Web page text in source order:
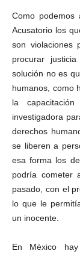
Como podemos
Acusatorio los
son violaciones
procurar
solución no es
humanos, como
la
investigadora
derechos
se liberen a
esa forma los
podría cometer
pasado, con el
lo que le
un inocente.
En México